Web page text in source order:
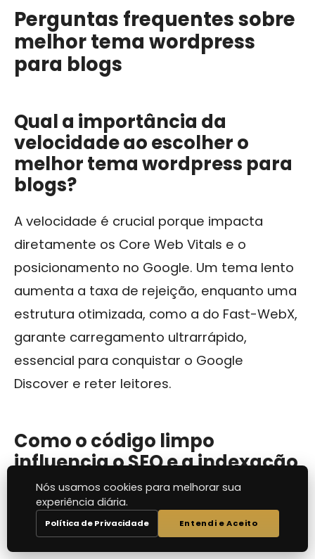
Perguntas frequentes sobre
melhor tema wordpress
para blogs
Qual a importância da
velocidade ao escolher o
melhor tema wordpress para
blogs?
A velocidade é crucial porque impacta
diretamente os Core Web Vitals e o
posicionamento no Google. Um tema lento
aumenta a taxa de rejeição, enquanto uma
estrutura otimizada, como a do Fast-WebX,
garante carregamento ultrarrápido,
essencial para conquistar o Google
Discover e reter leitores.
Como o código limpo
influencia o SEO e a indexação
do meu site?
Um código limpo elimina scripts
desnecessários e “lixo digital”, facilitando a
Nós usamos cookies para melhorar sua
experiência diária.
Política de Privacidade Entendi e Aceito